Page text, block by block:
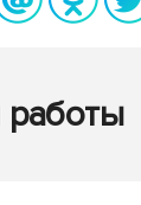
работы